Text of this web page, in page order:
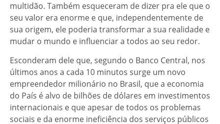
multidão. Também esqueceram de dizer pra ele que o
seu valor era enorme e que, independentemente de
sua origem, ele poderia transformar a sua realidade e
mudar o mundo e influenciar a todos ao seu redor.
Esconderam dele que, segundo o Banco Central, nos
últimos anos a cada 10 minutos surge um novo
empreendedor milionário no Brasil, que a economia
do País é alvo de bilhões de dólares em investimentos
internacionais e que apesar de todos os problemas
sociais e da enorme ineficiência dos serviços públicos